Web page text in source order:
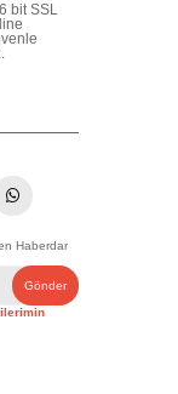
bit SSL
Haberdar
Gönder